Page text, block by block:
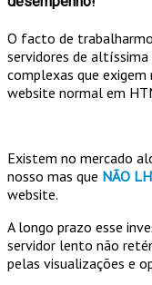
O facto de
servidores de altíssima
complexas que
website normal em
Existem no mercado
nosso mas que NÃO
website.
A longo prazo esse
servidor lento não
pelas visualizações e